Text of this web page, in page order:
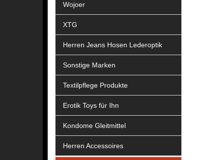
Wojoer
XTG
Herren Jeans Hosen Lederoptik
Sonstige Marken
Textilpflege Produkte
Erotik Toys für Ihn
Kondome Gleitmittel
Herren Accessoires